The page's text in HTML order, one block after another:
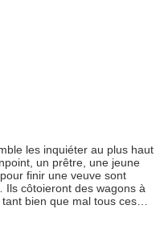
les inquiéter au plus haut
un prêtre, une jeune
finir une veuve sont
côtoieront des wagons à
bien que mal tous ces…